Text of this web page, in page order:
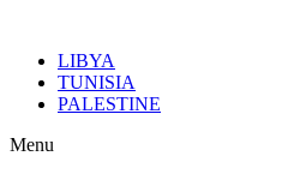
contenuLIBYA
TUNISIA
PALESTINE
Menu